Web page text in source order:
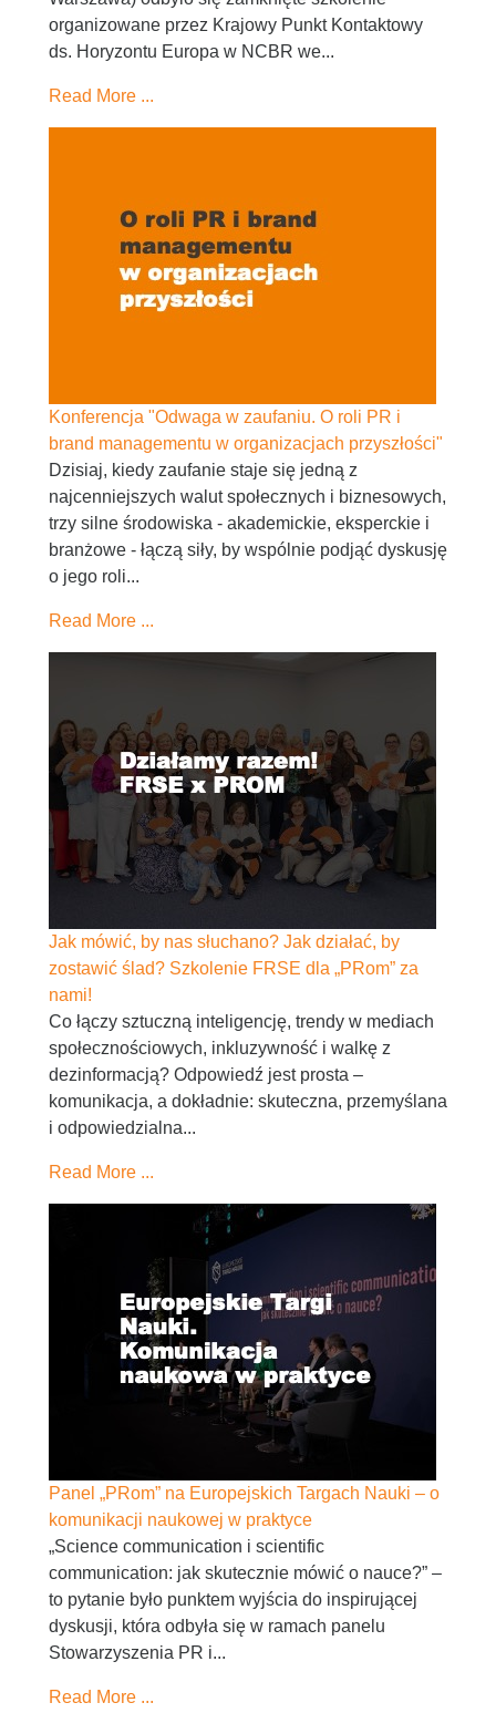
organizowane przez Krajowy Punkt Kontaktowy
ds. Horyzontu Europa w NCBR we...
Read More ...
Konferencja "Odwaga w zaufaniu. O roli PR i
brand managementu w organizacjach przyszłości"
Dzisiaj, kiedy zaufanie staje się jedną z
najcenniejszych walut społecznych i biznesowych,
trzy silne środowiska - akademickie, eksperckie i
branżowe - łączą siły, by wspólnie podjąć dyskusję
o jego roli...
Read More ...
Jak mówić, by nas słuchano? Jak działać, by
zostawić ślad? Szkolenie FRSE dla „PRom” za
nami!
Co łączy sztuczną inteligencję, trendy w mediach
społecznościowych, inkluzywność i walkę z
dezinformacją? Odpowiedź jest prosta –
komunikacja, a dokładnie: skuteczna, przemyślana
i odpowiedzialna...
Read More ...
Panel „PRom” na Europejskich Targach Nauki – o
komunikacji naukowej w praktyce
„Science communication i scientific
communication: jak skutecznie mówić o nauce?” –
to pytanie było punktem wyjścia do inspirującej
dyskusji, która odbyła się w ramach panelu
Stowarzyszenia PR i...
Read More ...